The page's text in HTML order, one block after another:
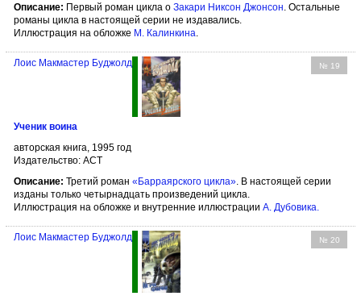
Описание: Первый роман цикла о Закари Никсон Джонсон . Остальные
романы цикла в настоящей серии не издавались.
Иллюстрация на обложке М. Калинкина
№ 19
Лоис Макмастер Буджолд
Ученик воина
авторская книга, 1995 год
Издательство: АСТ
Описание: Третий роман «Барраярского цикла». В настоящей серии
изданы только четырнадцать произведений цикла.
Иллюстрация на обложке и внутренние иллюстрации А. Дубовика.
№ 20
Лоис Макмастер Буджолд